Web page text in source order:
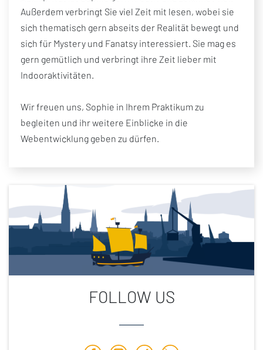
Außerdem verbringt Sie viel Zeit mit lesen, wobei sie
sich thematisch gern abseits der Realität bewegt und
sich für Mystery und Fanatsy interessiert. Sie mag es
gern gemütlich und verbringt ihre Zeit lieber mit
Indooraktivitäten.
Wir freuen uns, Sophie in Ihrem Praktikum zu
begleiten und ihr weitere Einblicke in die
Webentwicklung geben zu dürfen.
FOLLOW US